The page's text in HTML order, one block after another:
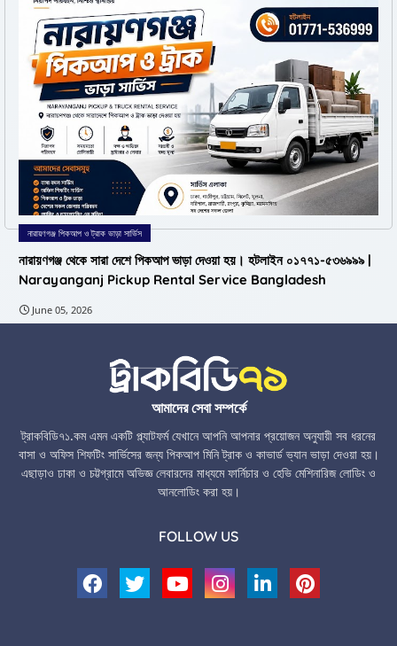
নারায়ণগঞ্জ পিকআপ ও ট্রাক ভাড়া সার্ভিস
নারায়ণগঞ্জ থেকে সারা দেশে পিকআপ ভাড়া দেওয়া হয়। হটলাইন ০১৭৭১-৫৩৬৯৯৯ |
Narayanganj Pickup Rental Service Bangladesh
June 05, 2026
আমাদের সেবা সম্পর্কে
ট্রাকবিডি৭১.কম এমন একটি প্ল্যাটফর্ম যেখানে আপনি আপনার প্রয়োজন অনুযায়ী সব ধরনের
বাসা ও অফিস শিফটিং সার্ভিসের জন্য পিকআপ মিনি ট্রাক ও কাভার্ড ভ্যান ভাড়া দেওয়া হয়।
এছাড়াও ঢাকা ও চট্টগ্রামে অভিজ্ঞ লেবারদের মাধ্যমে ফার্নিচার ও হেভি মেশিনারিজ লোডিং ও
আনলোডিং করা হয়।
FOLLOW US